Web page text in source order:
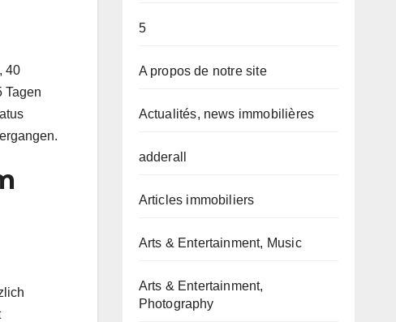
40
Tagen
5
A propos de notre site
Actualités, news immobilières
adderall
Articles immobiliers
Arts & Entertainment, Music
Arts & Entertainment,
Photography